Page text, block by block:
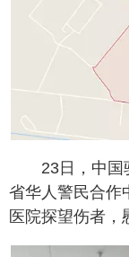
23日，中
省华人警民合作
医院探望伤者，